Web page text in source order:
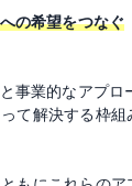
の希望をつなぐ
事業的なアプロ
て解決する枠